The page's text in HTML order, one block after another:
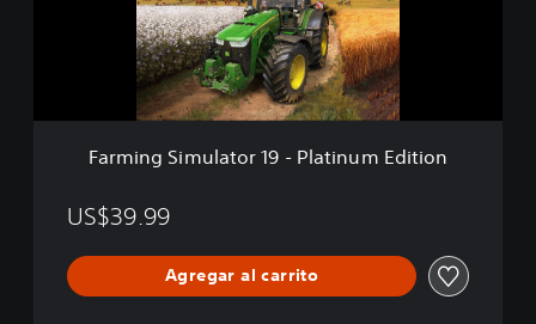
l
Farming Simulator 19 - Platinum Edition
US$39.99
Agregar al carrito